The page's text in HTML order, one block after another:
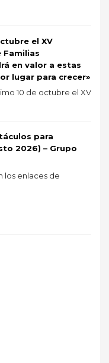
el XV
Familias
en valor a estas
lugar para crecer»
10 de octubre el XV
para
2026) – Grupo
los enlaces de